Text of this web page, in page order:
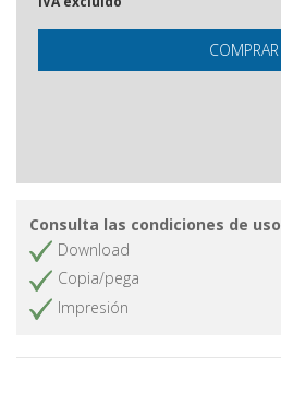
COMPRAR
Consulta las condiciones de uso
Download
Copia/pega
Impresión